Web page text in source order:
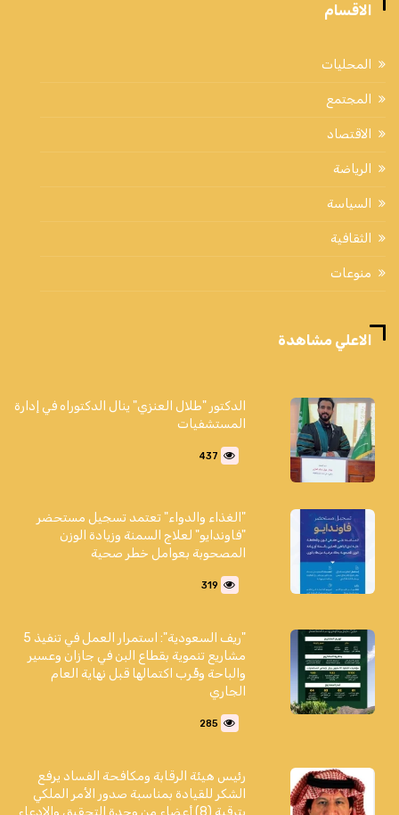
الاقسام
المحليات
المجتمع
الاقتصاد
الرياضة
السياسة
الثقافية
منوعات
الاعلي مشاهدة
الدكتور "طلال العنزي" ينال الدكتوراه في إدارة
المستشفيات
437
"الغذاء والدواء" تعتمد تسجيل مستحضر
"فاوندايو" لعلاج السمنة وزيادة الوزن
المصحوبة بعوامل خطر صحية
319
"ريف السعودية": استمرار العمل في تنفيذ 5
مشاريع تنموية بقطاع البن في جازان وعسير
والباحة وقُرب اكتمالها قبل نهاية العام
الجاري
285
رئيس هيئة الرقابة ومكافحة الفساد يرفع
الشكر للقيادة بمناسبة صدور الأمر الملكي
بترقية (8) أعضاء من وحدة التحقيق والادعاء